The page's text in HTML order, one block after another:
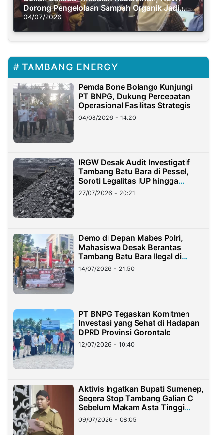
Dorong Pengelolaan Sampah Organik Jadi
Solusi Krisis Iklim
04/07/2026
TAMBANG ENERGY
Pemda Bone Bolango Kunjungi
PT BNPG, Dukung Percepatan
Operasional Fasilitas Strategis
04/08/2026 - 14:20
IRGW Desak Audit Investigatif
Tambang Batu Bara di Pessel,
Soroti Legalitas IUP hingga
Stockpile
27/07/2026 - 20:21
Demo di Depan Mabes Polri,
Mahasiswa Desak Berantas
Tambang Batu Bara Ilegal di
Lampung
14/07/2026 - 21:50
PT BNPG Tegaskan Komitmen
Investasi yang Sehat di Hadapan
DPRD Provinsi Gorontalo
12/07/2026 - 10:40
Aktivis Ingatkan Bupati Sumenep,
Segera Stop Tambang Galian C
Sebelum Makam Asta Tinggi
Longsor
09/07/2026 - 08:05